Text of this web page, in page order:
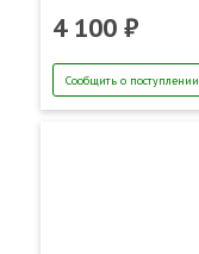
4 100 ₽
Сообщить о поступлении